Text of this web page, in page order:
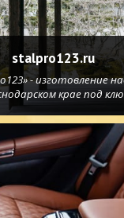
stalpro123.ru
- изготовление
крае под